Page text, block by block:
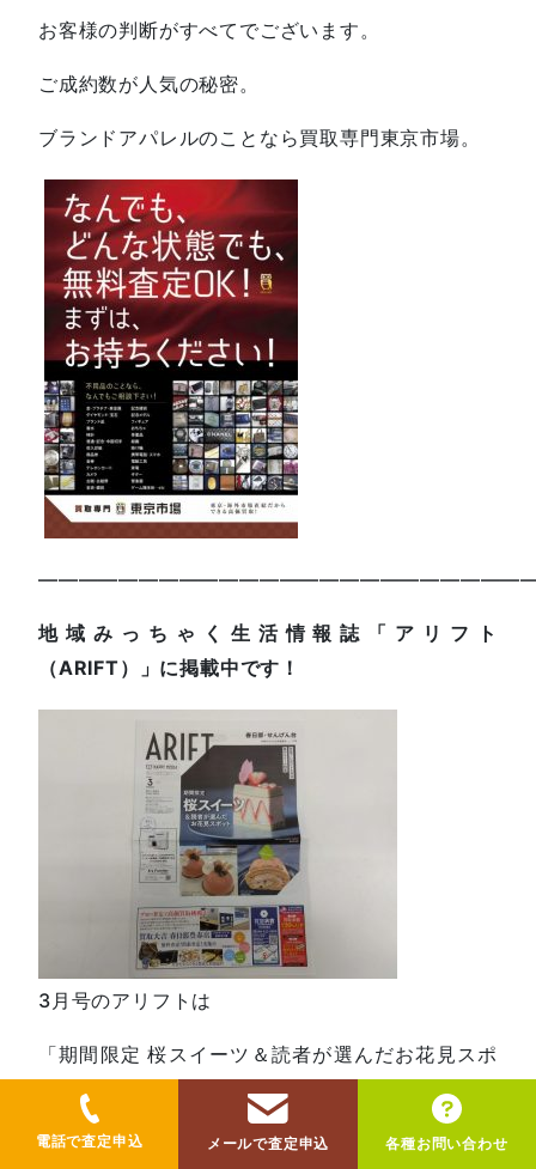
お客様の判断がすべてでございます。
ご成約数が人気の秘密。
ブランドアパレルのことなら買取専門東京市場。
地域みっちゃく生活情報誌「アリフト
（ARIFT）」に掲載中です！
3月号のアリフトは
「期間限定 桜スイーツ＆読者が選んだお花見スポ
ット」特集です。
東京市場は12ページ下半分に掲載！
電話で査定申込 メールで査定申込 各種お問い合わせ